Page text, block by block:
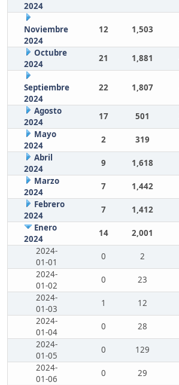
2024
Noviembre
2024
12 1,503
Octubre
2024
21 1,881
Septiembre
2024
22 1,807
Agosto
2024
17 501
Mayo
2024
2 319
Abril
2024
9 1,618
Marzo
2024
7 1,442
Febrero
2024
7 1,412
Enero
2024
14 2,001
2024-
01-01
0 2
2024-
01-02
0 23
2024-
01-03
1 12
2024-
01-04
0 28
2024-
01-05
0 129
2024-
01-06
0 29